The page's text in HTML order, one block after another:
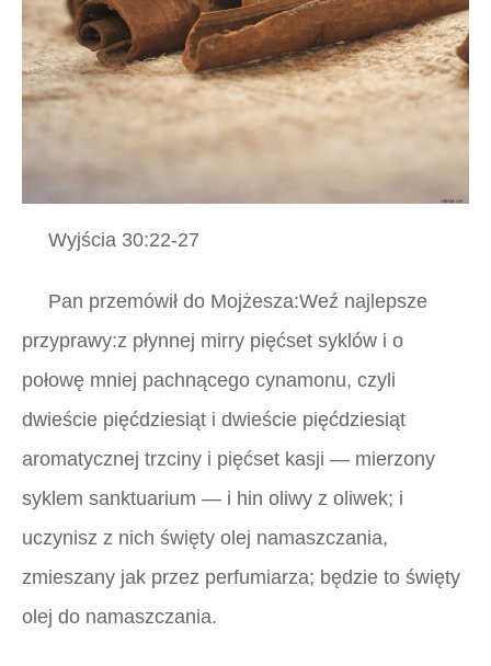
Wyjścia 30:22-27
Pan przemówił do Mojżesza:Weź najlepsze
przyprawy:z płynnej mirry pięćset syklów i o
połowę mniej pachnącego cynamonu, czyli
dwieście pięćdziesiąt i dwieście pięćdziesiąt
aromatycznej trzciny i pięćset kasji — mierzony
syklem sanktuarium — i hin oliwy z oliwek; i
uczynisz z nich święty olej namaszczania,
zmieszany jak przez perfumiarza; będzie to święty
olej do namaszczania.